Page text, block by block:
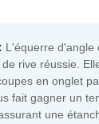
L'équerre d'angle
rive réussie.
en onglet
fait gagner un
une